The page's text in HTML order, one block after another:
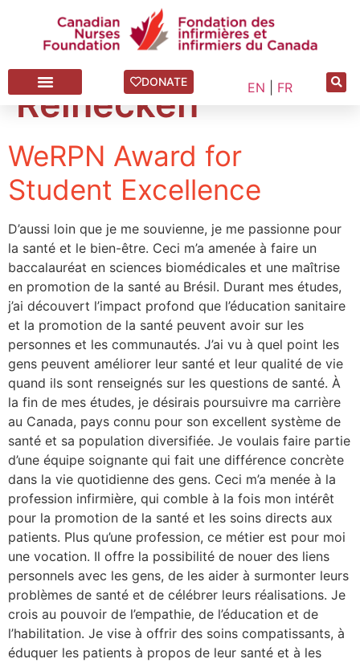
DONATE EN FR
Juliana Lopez-
Reinecken
WeRPN Award for
Student Excellence
D’aussi loin que je me souvienne, je me passionne pour
la santé et le bien-être. Ceci m’a amenée à faire un
baccalauréat en sciences biomédicales et une maîtrise
en promotion de la santé au Brésil. Durant mes études,
j’ai découvert l’impact profond que l’éducation sanitaire
et la promotion de la santé peuvent avoir sur les
personnes et les communautés. J’ai vu à quel point les
gens peuvent améliorer leur santé et leur qualité de vie
quand ils sont renseignés sur les questions de santé. À
la fin de mes études, je désirais poursuivre ma carrière
au Canada, pays connu pour son excellent système de
santé et sa population diversifiée. Je voulais faire partie
d’une équipe soignante qui fait une différence concrète
dans la vie quotidienne des gens. Ceci m’a menée à la
profession infirmière, qui comble à la fois mon intérêt
pour la promotion de la santé et les soins directs aux
patients. Plus qu’une profession, ce métier est pour moi
une vocation. Il offre la possibilité de nouer des liens
personnels avec les gens, de les aider à surmonter leurs
problèmes de santé et de célébrer leurs réalisations. Je
crois au pouvoir de l’empathie, de l’éducation et de
l’habilitation. Je vise à offrir des soins compatissants, à
éduquer les patients à propos de leur santé et à les